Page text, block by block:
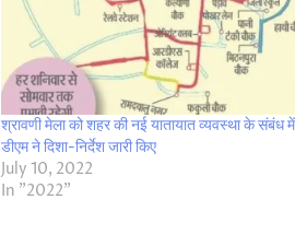
श्रावणी मेला को शहर की नई यातायात व्यवस्था के संबंध में
डीएम ने दिशा-निर्देश जारी किए
July 10, 2022
In "2022"